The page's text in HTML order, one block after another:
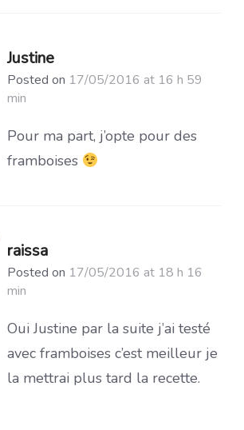
Justine
Posted on 17/05/2016 at 16 h 59
min
Pour ma part, j’opte pour des
framboises
raissa
Posted on 17/05/2016 at 18 h 16
min
Oui Justine par la suite j’ai testé
avec framboises c’est meilleur je
la mettrai plus tard la recette.